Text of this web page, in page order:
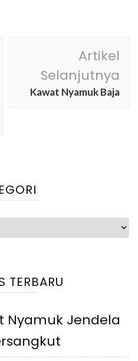
Artikel
Selanjutnya
Kawat Nyamuk Baja
TERBARU
Nyamuk Jendela